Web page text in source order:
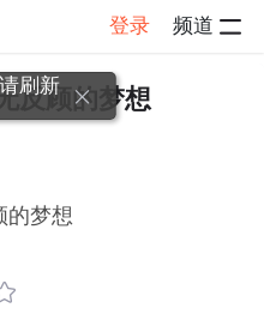
登录 频道
帖子详情
反顾的梦想
的梦想
刷新